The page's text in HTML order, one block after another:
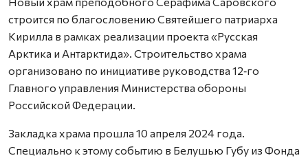
строится по благословению Святейшего патриарха
Кирилла в рамках реализации проекта «Русская
Арктика и Антарктида». Строительство храма
организовано по инициативе руководства 12‑го
Главного управления Министерства обороны
Российской Федерации.
Закладка храма прошла 10 апреля 2024 года.
Специально к этому событию в Белушью Губу из Фонда